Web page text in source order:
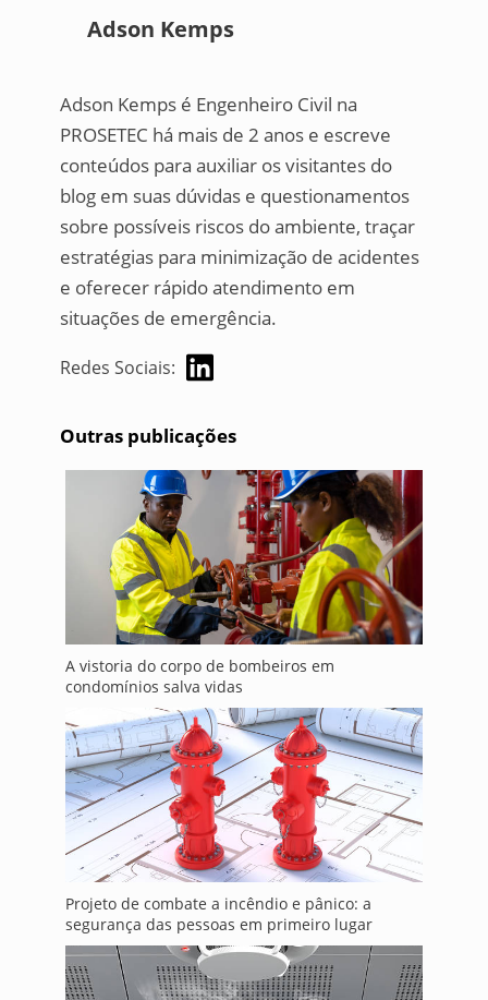
Adson Kemps
Adson Kemps é Engenheiro Civil na
PROSETEC há mais de 2 anos e escreve
conteúdos para auxiliar os visitantes do
blog em suas dúvidas e questionamentos
sobre possíveis riscos do ambiente, traçar
estratégias para minimização de acidentes
e oferecer rápido atendimento em
situações de emergência.
Redes Sociais:
Outras publicações
A vistoria do corpo de bombeiros em
condomínios salva vidas
Projeto de combate a incêndio e pânico: a
segurança das pessoas em primeiro lugar